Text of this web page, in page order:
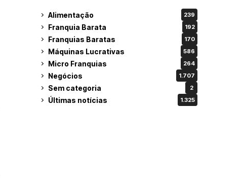
Alimentação 239
Franquia Barata 192
Franquias Baratas 170
Máquinas Lucrativas 586
Micro Franquias 264
Negócios 1.707
Sem categoria 2
Últimas notícias 1.325